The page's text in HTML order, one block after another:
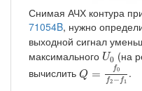
Снимая АЧХ контура
71054B, нужно
выходной сигнал
максимального U0
U0 (на
вычислить Q = f0
f2 − f1
Q=f 0f2−f1
.